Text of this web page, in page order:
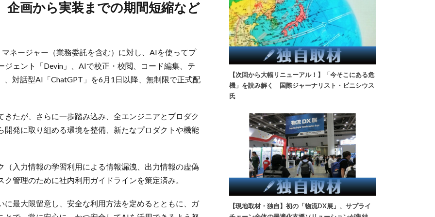
ネージャー（業務委託を含む）に対し、AIを使ってプ
ェント「Devin」、AIで校正・校閲、コード編集、テ
対話型AI「ChatGPT」を6月1日以降、無制限で正式配
たが、さらに一歩踏み込み、全エンジニアとプロダク
発に取り組める環境を整備、新たなプロダクトや機能
入力情報の学習利用による情報漏洩、出力情報の虚偽
管理のために社内利用ガイドラインを策定済み。
最大限留意し、安全な利用方法を定めるとともに、ガ
【次回から大幅リニューアル！】「今そこにある危
機」を読み解く 国際ジャーナリスト・ビニシウス
氏
【現地取材・独自】初の「物流DX展」、サプライ